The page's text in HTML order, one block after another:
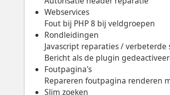
Webservices
Fout bij PHP 8 bij veldgroepen
Rondleidingen
Javascript reparaties /
Bericht als de plugin
Foutpagina's
Repareren foutpagina renderen
Slim zoeken